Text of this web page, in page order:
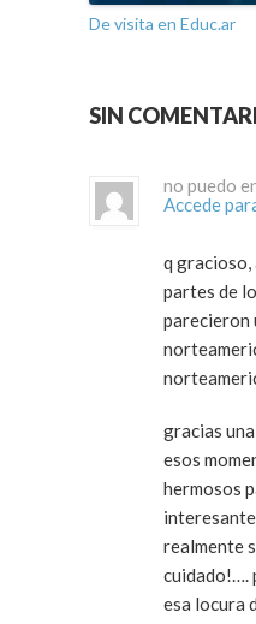
De visita en Educ.ar
SIN
Accede
q gracioso, a mí tambien algunas
partes de
parecieron
gracias
esos
hermosos
realmente
cuidado!….
esa locura